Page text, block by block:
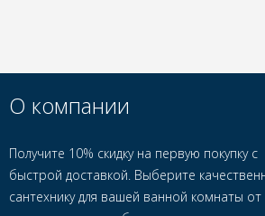
О компании
Получите 10% скидку на первую покупку с
быстрой доставкой. Выберите
сантехнику для вашей ванной комнаты от